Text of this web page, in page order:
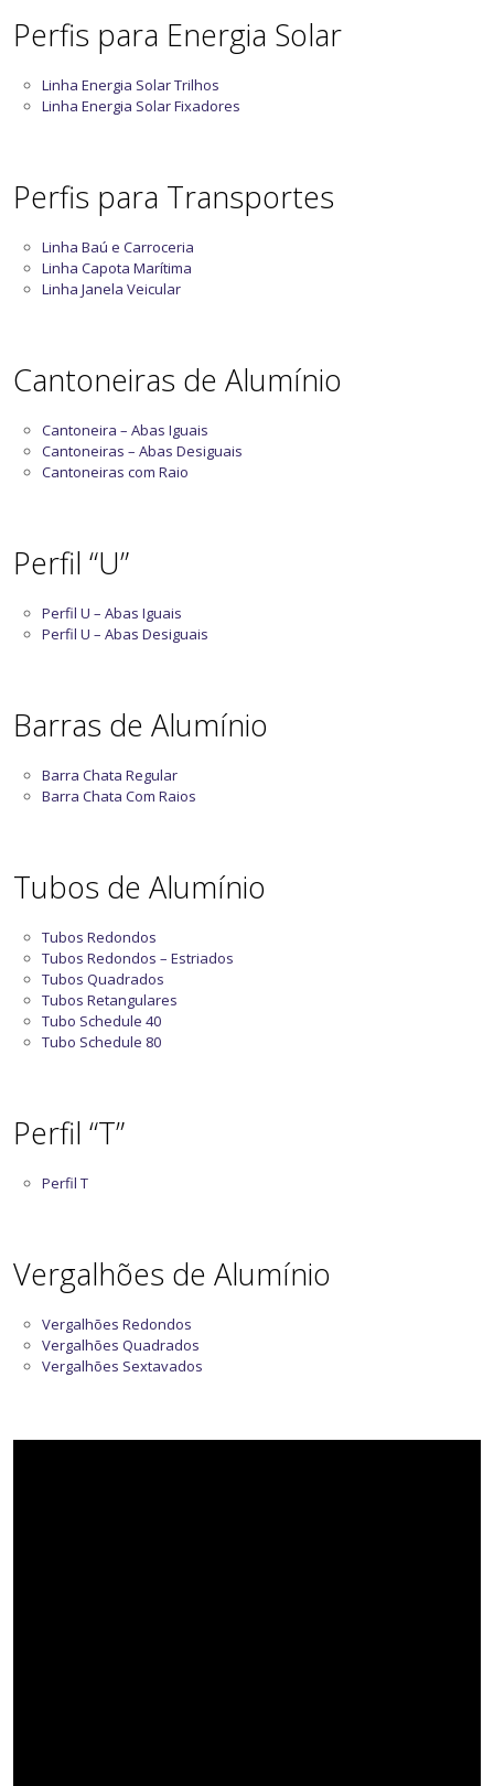
Perfis para Energia Solar
Linha Energia Solar Trilhos
Linha Energia Solar Fixadores
Perfis para Transportes
Linha Baú e Carroceria
Linha Capota Marítima
Linha Janela Veicular
Cantoneiras de Alumínio
Cantoneira – Abas Iguais
Cantoneiras – Abas Desiguais
Cantoneiras com Raio
Perfil “U”
Perfil U – Abas Iguais
Perfil U – Abas Desiguais
Barras de Alumínio
Barra Chata Regular
Barra Chata Com Raios
Tubos de Alumínio
Tubos Redondos
Tubos Redondos – Estriados
Tubos Quadrados
Tubos Retangulares
Tubo Schedule 40
Tubo Schedule 80
Perfil “T”
Perfil T
Vergalhões de Alumínio
Vergalhões Redondos
Vergalhões Quadrados
Vergalhões Sextavados